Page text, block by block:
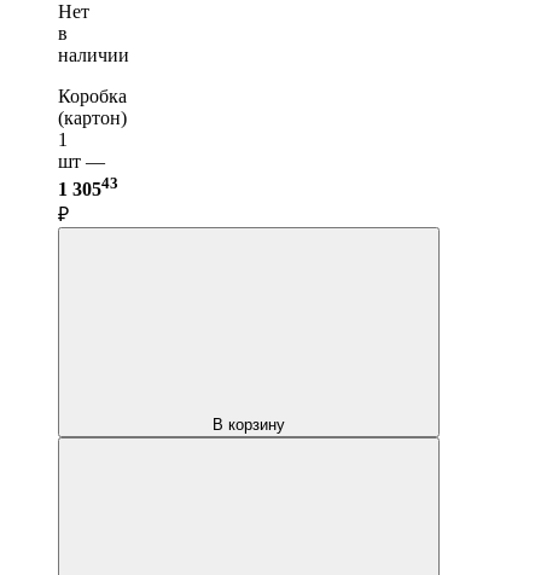
Нет
в
наличии
Коробка
(картон)
1
шт —
1 30543
₽
В корзину